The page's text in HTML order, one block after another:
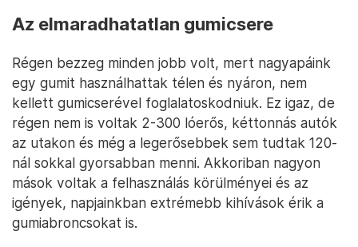
Az elmaradhatatlan gumicsere
Régen bezzeg minden jobb volt, mert nagyapáink
egy gumit használhattak télen és nyáron, nem
kellett gumicserével foglalatoskodniuk. Ez igaz, de
régen nem is voltak 2-300 lóerős, kéttonnás autók
az utakon és még a legerősebbek sem tudtak 120-
nál sokkal gyorsabban menni. Akkoriban nagyon
mások voltak a felhasználás körülményei és az
igények, napjainkban extrémebb kihívások érik a
gumiabroncsokat is.